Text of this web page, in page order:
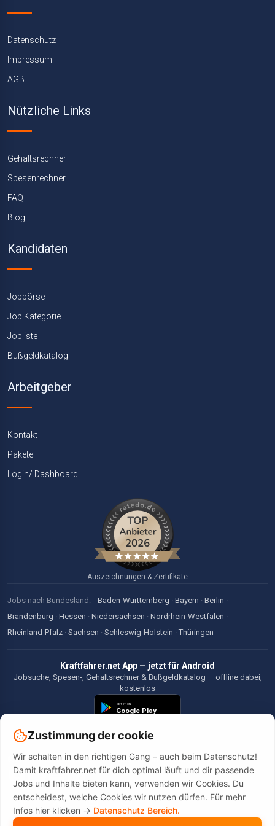
Datenschutz
Impressum
AGB
Nützliche Links
Gehaltsrechner
Spesenrechner
FAQ
Blog
Kandidaten
Jobbörse
Job Kategorie
Jobliste
Bußgeldkatalog
Arbeitgeber
Kontakt
Pakete
Login/ Dashboard
Auszeichnungen & Zertifikate
Jobs nach Bundesland: Baden-Württemberg · Bayern · Berlin ·
Brandenburg · Hessen · Niedersachsen · Nordrhein-Westfalen ·
Rheinland-Pfalz · Sachsen · Schleswig-Holstein · Thüringen
Kraftfahrer.net App — jetzt für Android
Jobsuche, Spesen-, Gehaltsrechner & Bußgeldkatalog — offline dabei,
kostenlos
©2026 Kraftfahrer.net. Alle Rechte vorbehalten.
Zustimmung der cookie
Wir schalten in den richtigen Gang – auch beim Datenschutz!
Damit kraftfahrer.net für dich optimal läuft und dir passende
Jobs und Inhalte bieten kann, verwenden wir Cookies. Du
entscheidest, welche Cookies wir nutzen dürfen. Für mehr
Infos hier klicken -> Datenschutz Bereich.